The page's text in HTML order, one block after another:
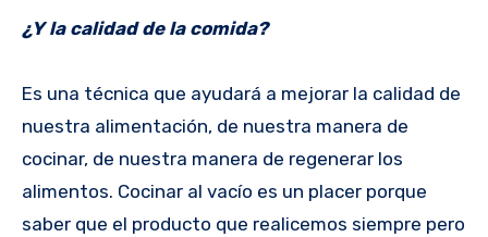
¿Y la calidad de la comida?
Es una técnica que ayudará a mejorar la calidad de
nuestra alimentación, de nuestra manera de
cocinar, de nuestra manera de regenerar los
alimentos. Cocinar al vacío es un placer porque
saber que el producto que realicemos siempre pero